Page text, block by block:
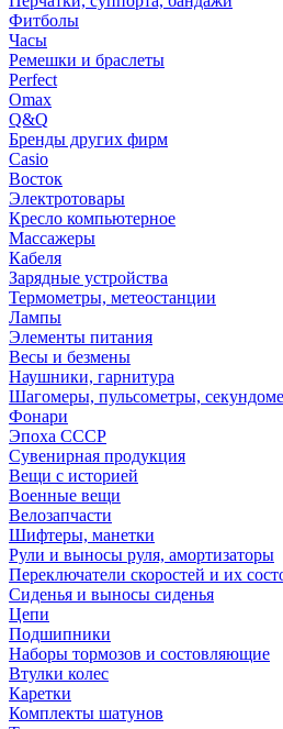
Фитболы
Часы
Ремешки и браслеты
Perfect
Omax
Q&Q
Бренды других фирм
Casio
Восток
Электротовары
Кресло компьютерное
Массажеры
Кабеля
Зарядные устройства
Термометры, метеостанции
Лампы
Элементы питания
Весы и безмены
Наушники, гарнитура
Шагомеры, пульсометры,
Фонари
Эпоха СССР
Сувенирная продукция
Вещи с историей
Военные вещи
Велозапчасти
Шифтеры, манетки
Рули и выносы руля, амортизаторы
Переключатели скоростей и их
Сиденья и выносы сиденья
Цепи
Подшипники
Наборы тормозов и состовляющие
Втулки колес
Каретки
Комплекты шатунов